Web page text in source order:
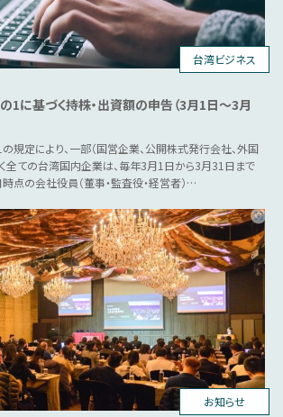
台湾ビジネス
1に基づく持株・出資額の申告（3月1日～3月
規定により、一部（国営企業、公開株式発行会社、外国
全ての台湾国内企業は、毎年3月1日から3月31日まで
点の会社役員（董事・監査役・経営者）…
台湾ビジネス
お知らせ